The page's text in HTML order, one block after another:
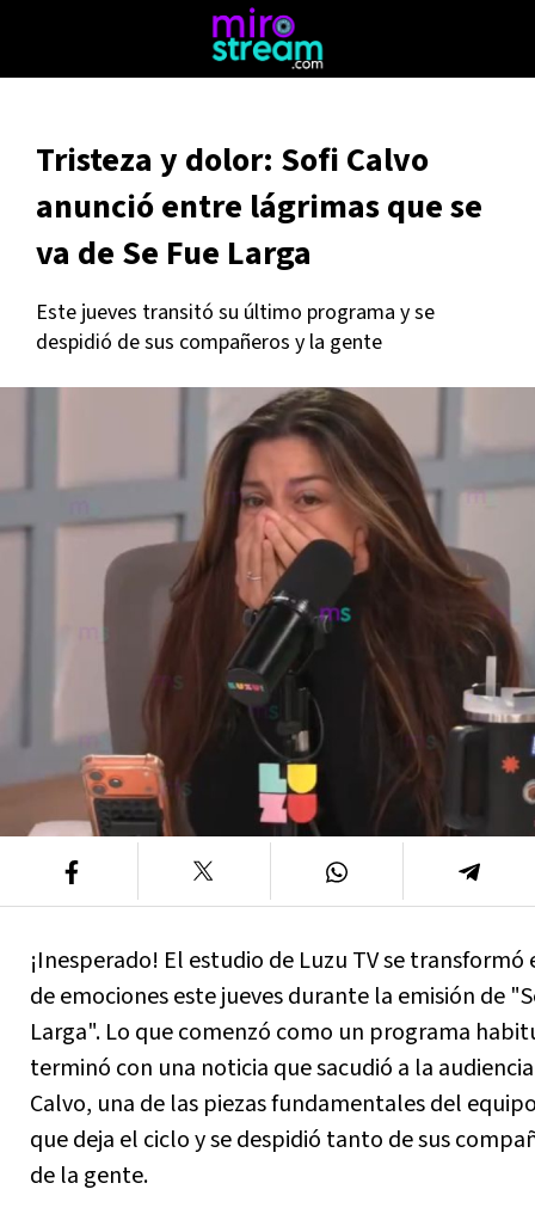
Tristeza y dolor: Sofi Calvo
anunció entre lágrimas que se
va de Se Fue Larga
Este jueves transitó su último programa y se
despidió de sus compañeros y la gente
¡Inesperado! El estudio de Luzu TV se transformó
de emociones este jueves durante la emisión de
Larga". Lo que comenzó como un programa
terminó con una noticia que sacudió a la
Calvo, una de las piezas fundamentales del
que deja el ciclo y se despidió tanto de sus
de la gente.